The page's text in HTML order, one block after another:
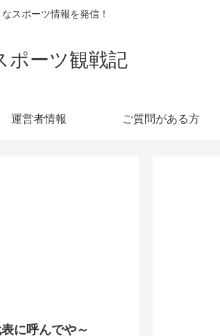
スポーツ情報を発信！
ポーツ観戦記
運営者情報 ご質問がある方
に呼んでや～